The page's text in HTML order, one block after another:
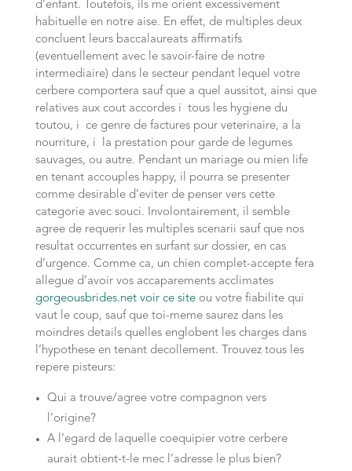
d’enfant. Toutefois, ils me orient excessivement
habituelle en notre aise. En effet, de multiples deux
concluent leurs baccalaureats affirmatifs
(eventuellement avec le savoir-faire de notre
intermediaire) dans le secteur pendant lequel votre
cerbere comportera sauf que a quel aussitot, ainsi que
relatives aux cout accordes i tous les hygiene du
toutou, i ce genre de factures pour veterinaire, a la
nourriture, i la prestation pour garde de legumes
sauvages, ou autre. Pendant un mariage ou mien life
en tenant accouples happy, il pourra se presenter
comme desirable d’eviter de penser vers cette
categorie avec souci. Involontairement, il semble
agree de requerir les multiples scenarii sauf que nos
resultat occurrentes en surfant sur dossier, en cas
d’urgence. Comme ca, un chien complet-accepte fera
allegue d’avoir vos accaparements acclimates
gorgeousbrides.net voir ce siteou votre fiabilite qui
vaut le coup, sauf que toi-meme saurez dans les
moindres details quelles englobent les charges dans
l’hypothese en tenant decollement. Trouvez tous les
repere pisteurs:
Qui a trouve/agree votre compagnon vers
l’origine?
A l’egard de laquelle coequipier votre cerbere
aurait obtient-t-le mec l’adresse le plus bien?